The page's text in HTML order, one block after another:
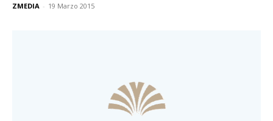
ZMEDIA - 19 Marzo 2015